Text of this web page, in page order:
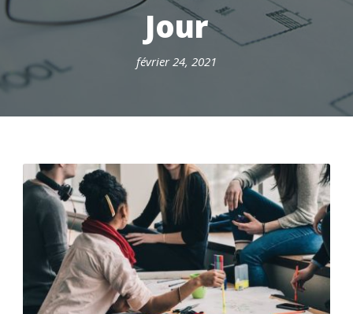
Jour
février 24, 2021